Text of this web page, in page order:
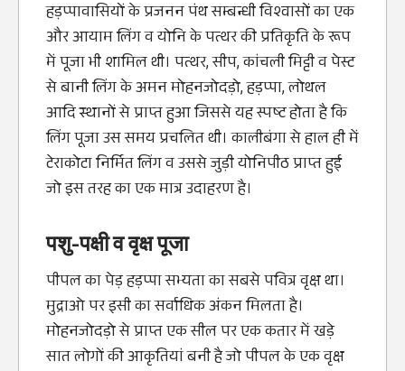
हड़प्पावासियों के प्रजनन पंथ सम्बन्धी विश्वासों का एक
और आयाम लिंग व योनि के पत्थर की प्रतिकृति के रूप
में पूजा भी शामिल थी। पत्थर, सीप, कांचली मिट्टी व पेस्ट
से बानी लिंग के अमन मोहनजोदड़ो, हड़प्पा, लोथल
आदि स्थानों से प्राप्त हुआ जिससे यह स्पष्ट होता है कि
लिंग पूजा उस समय प्रचलित थी। कालीबंगा से हाल ही में
टेराकोटा निर्मित लिंग व उससे जुड़ी योनिपीठ प्राप्त हुई
जो इस तरह का एक मात्र उदाहरण है।
पशु-पक्षी व वृक्ष पूजा
पीपल का पेड़ हड़प्पा सभ्यता का सबसे पवित्र वृक्ष था।
मुद्राओ पर इसी का सर्वाधिक अंकन मिलता है।
मोहनजोदड़ो से प्राप्त एक सील पर एक कतार में खड़े
सात लोगों की आकृतियां बनी है जो पीपल के एक वृक्ष